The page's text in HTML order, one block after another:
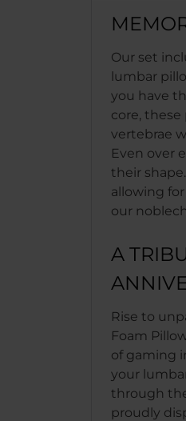
Our set
lumbar
you have
core,
vertebrae
Even over
their
allowing
our
A
Rise to
Foam
of gaming
your
through
proudly